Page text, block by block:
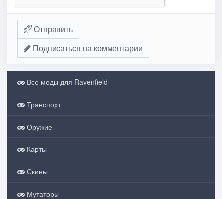
Отправить
Подписаться на комментарии
Все моды для Ravenfield
Транспорт
Оружие
Карты
Скины
Мутаторы